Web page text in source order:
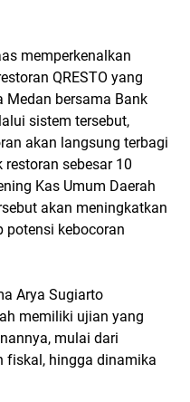
memperkenalkan
QRESTO yang
Medan bersama Bank
sistem tersebut,
akan langsung terbagi
sebesar 10
Kas Umum Daerah
akan meningkatkan
potensi kebocoran
Arya Sugiarto
memiliki ujian yang
mulai dari
fiskal, hingga dinamika